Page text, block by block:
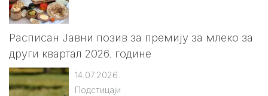
Расписан Јавни позив за премију за млеко за
други квартал 2026. године
14.07.2026.
Подстицаји